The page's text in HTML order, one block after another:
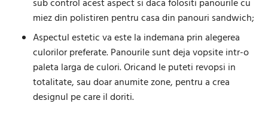
sub control acest aspect si daca folositi panourile cu
miez din polistiren pentru casa din panouri sandwich;
Aspectul estetic va este la indemana prin alegerea
culorilor preferate. Panourile sunt deja vopsite intr-o
paleta larga de culori. Oricand le puteti revopsi in
totalitate, sau doar anumite zone, pentru a crea
designul pe care il doriti.